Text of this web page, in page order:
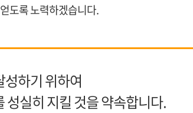
도록 노력하겠습니다.
성하기 위하여
실히 지킬 것을 약속합니다.